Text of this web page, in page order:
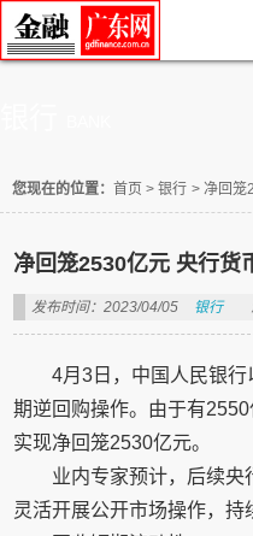
您现在的位置： 首页 > 银行 > 净回笼
净回笼2530亿元 央行货
发布时间：2023/04/05 银行
4月3日，中国人民银
期逆回购操作。由于有
实现净回笼2530亿元。
业内专家预计，后续央
灵活开展公开市场操作，持